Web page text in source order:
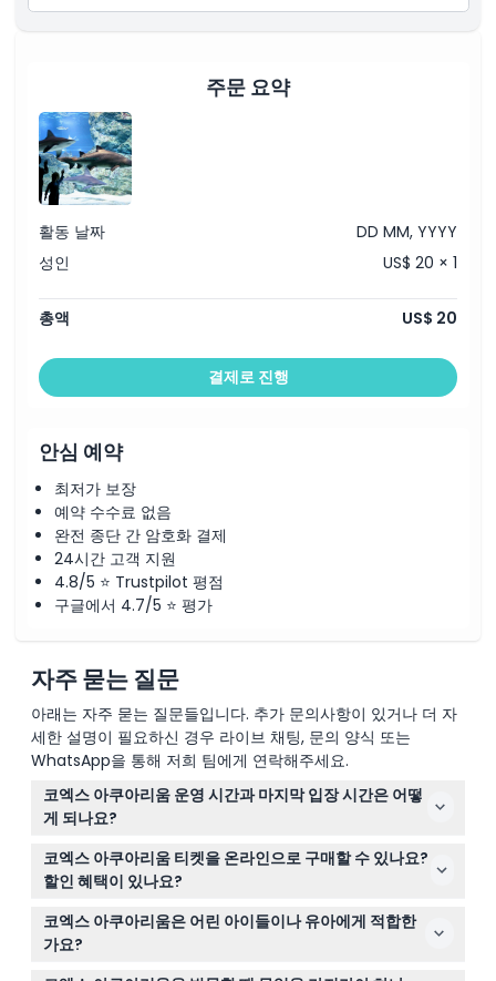
주문 요약
활동 날짜
DD MM, YYYY
성인
US$ 20 × 1
총액 US$ 20
결제로 진행
안심 예약
최저가 보장
예약 수수료 없음
완전 종단 간 암호화 결제
24시간 고객 지원
4.8/5 ⭐ Trustpilot 평점
구글에서 4.7/5 ⭐ 평가
자주 묻는 질문
아래는 자주 묻는 질문들입니다. 추가 문의사항이 있거나 더 자
세한 설명이 필요하신 경우 라이브 채팅, 문의 양식 또는
WhatsApp을 통해 저희 팀에게 연락해주세요.
코엑스 아쿠아리움 운영 시간과 마지막 입장 시간은 어떻
게 되나요?
아쿠아리움은 매일 오전 10시부터 오후 8시까지 운영되며,
마지막 입장은 오후 7시에 가능합니다(변동 가능하니 예약
시 확인 바랍니다).
코엑스 아쿠아리움 티켓을 온라인으로 구매할 수 있나요?
할인 혜택이 있나요?
네, 이 웹사이트에서 직접 티켓을 온라인으로 예약할 수 있
으며, 온라인 예약 시 할인 요금이 일반적으로 제공됩니다.
코엑스 아쿠아리움은 어린 아이들이나 유아에게 적합한
가요?
0-2세 유아는 유료 성인 1인당 1명까지 무료 입장이 가능하